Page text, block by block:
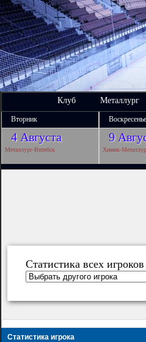
Клуб Металлург
Вторник Воскресенье
4 Августа 9
Металлург-Витебск Химик-
Статистика всех игроков
Статистика игрока